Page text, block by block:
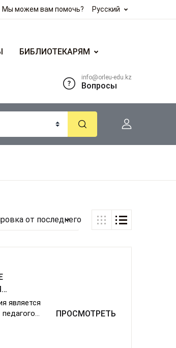
Мы можем вам помочь? Русский
БИБЛИОТЕКАРЯМ
info@orleu-edu.kz
Вопросы
от последнего
является
ПРОСМОТРЕТЬ